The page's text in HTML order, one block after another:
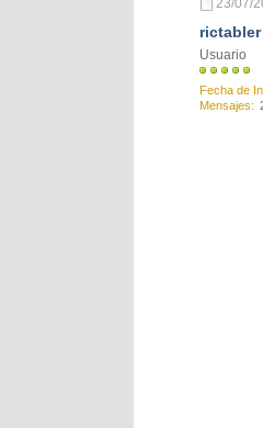
23/07/
rictabler
Usuario
Fecha de
Mensajes